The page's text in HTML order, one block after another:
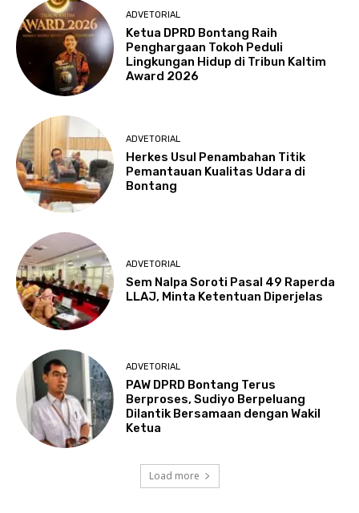
ADVETORIAL
Ketua DPRD Bontang Raih
Penghargaan Tokoh Peduli
Lingkungan Hidup di Tribun Kaltim
Award 2026
ADVETORIAL
Herkes Usul Penambahan Titik
Pemantauan Kualitas Udara di
Bontang
ADVETORIAL
Sem Nalpa Soroti Pasal 49 Raperda
LLAJ, Minta Ketentuan Diperjelas
ADVETORIAL
PAW DPRD Bontang Terus
Berproses, Sudiyo Berpeluang
Dilantik Bersamaan dengan Wakil
Ketua
Load more